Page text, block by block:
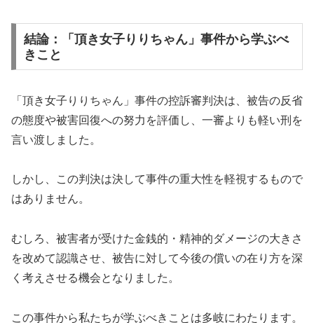
結論：「頂き女子りりちゃん」事件から学ぶべ
きこと
「頂き女子りりちゃん」事件の控訴審判決は、被告の反省
の態度や被害回復への努力を評価し、一審よりも軽い刑を
言い渡しました。
しかし、この判決は決して事件の重大性を軽視するもので
はありません。
むしろ、被害者が受けた金銭的・精神的ダメージの大きさ
を改めて認識させ、被告に対して今後の償いの在り方を深
く考えさせる機会となりました。
この事件から私たちが学ぶべきことは多岐にわたります。